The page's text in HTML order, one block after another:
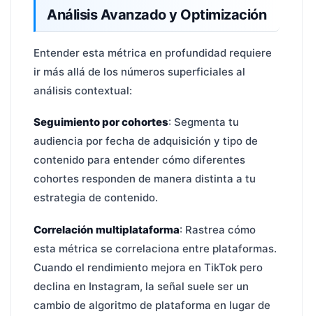
Análisis Avanzado y Optimización
Entender esta métrica en profundidad requiere
ir más allá de los números superficiales al
análisis contextual:
Seguimiento por cohortes: Segmenta tu
audiencia por fecha de adquisición y tipo de
contenido para entender cómo diferentes
cohortes responden de manera distinta a tu
estrategia de contenido.
Correlación multiplataforma: Rastrea cómo
esta métrica se correlaciona entre plataformas.
Cuando el rendimiento mejora en TikTok pero
declina en Instagram, la señal suele ser un
cambio de algoritmo de plataforma en lugar de